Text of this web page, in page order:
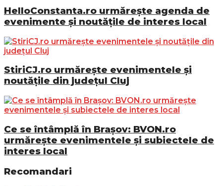
HelloConstanta.ro urmărește agenda de
evenimente și noutățile de interes local
StiriCJ.ro urmărește evenimentele și
noutățile din județul Cluj
Ce se întâmplă în Brașov: BVON.ro
urmărește evenimentele și subiectele de
interes local
Recomandari